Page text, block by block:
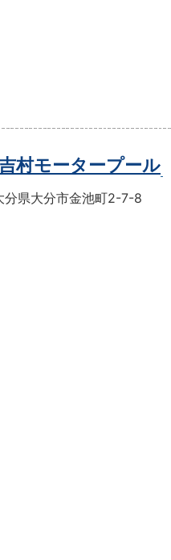
村モータープール
分県大分市金池町2-7-8